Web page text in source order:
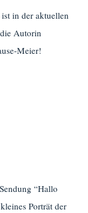
in der aktuellen
Autorin
Meier!
“Hallo
Porträt der